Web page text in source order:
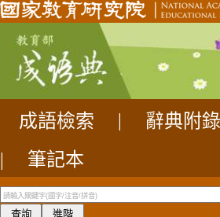
成語檢索 辭典附錄
|
筆記本